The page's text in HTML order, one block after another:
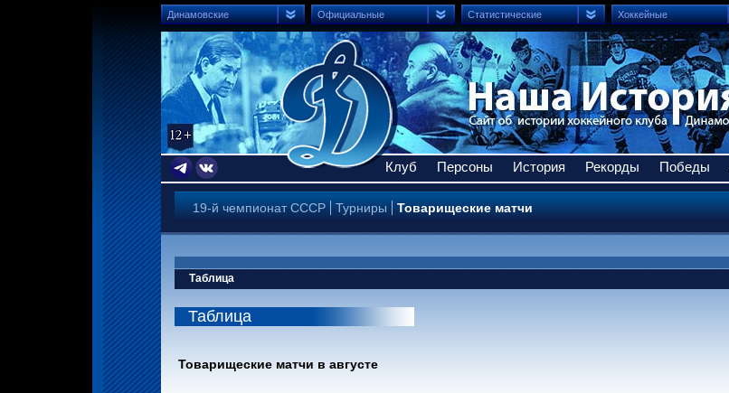
Динамовские Официальные Статистические Хоккейные
Клуб Персоны История Рекорды Победы
19-й чемпионат СССР Турниры Товарищеские матчи
Таблица
Таблица
Товарищеские матчи в августе